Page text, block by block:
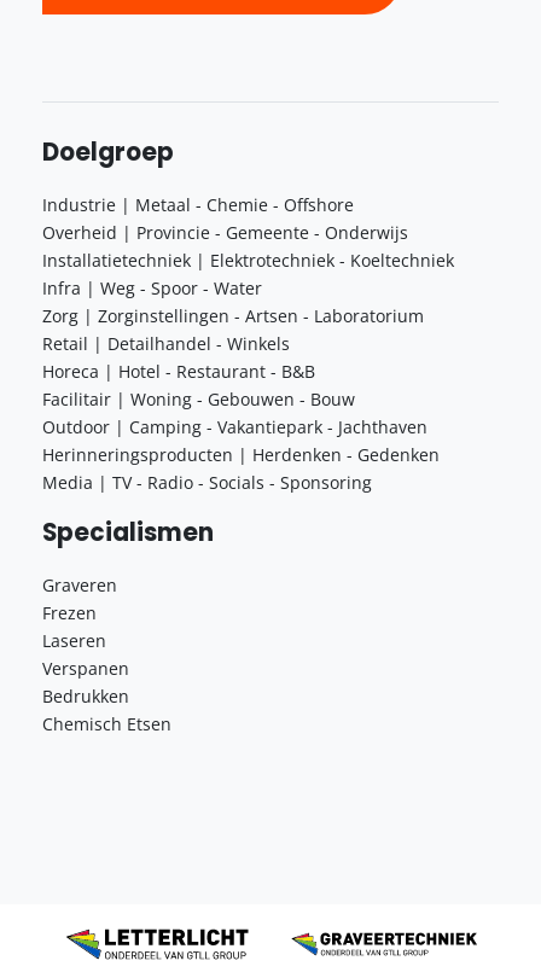
Doelgroep
Industrie | Metaal - Chemie - Offshore
Overheid | Provincie - Gemeente - Onderwijs
Installatietechniek | Elektrotechniek - Koeltechniek
Infra | Weg - Spoor - Water
Zorg | Zorginstellingen - Artsen - Laboratorium
Retail | Detailhandel - Winkels
Horeca | Hotel - Restaurant - B&B
Facilitair | Woning - Gebouwen - Bouw
Outdoor | Camping - Vakantiepark - Jachthaven
Herinneringsproducten | Herdenken - Gedenken
Media | TV - Radio - Socials - Sponsoring
Specialismen
Graveren
Frezen
Laseren
Verspanen
Bedrukken
Chemisch Etsen